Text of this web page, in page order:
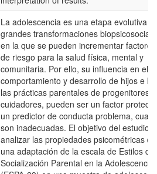
La adolescencia es una etapa evolutiva
grandes transformaciones
en la que se pueden incrementar factores
de riesgo para la salud física, mental y
comunitaria. Por ello, su influencia en el
comportamiento y desarrollo de hijos e
las prácticas parentales de progenitores y
cuidadores, pueden ser un factor
un predictor de conducta problema,
son inadecuadas. El objetivo del estudio
analizar las propiedades psicométricas de
una adaptación de la escala de Estilos de
Socialización Parental en la Adolescencia